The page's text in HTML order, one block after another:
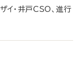
・井戸CSO、進行